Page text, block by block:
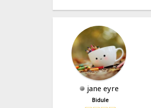
jane eyre
Bidule